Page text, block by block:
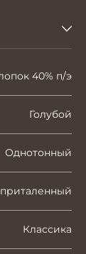
40% п/э
Голубой
Однотонный
Классика